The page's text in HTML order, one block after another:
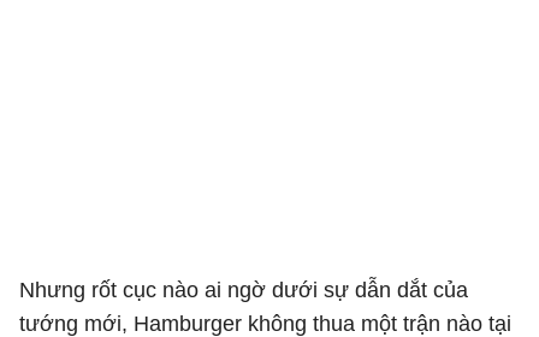
Nhưng rốt cục nào ai ngờ dưới sự dẫn dắt của
tướng mới, Hamburger không thua một trận nào tại